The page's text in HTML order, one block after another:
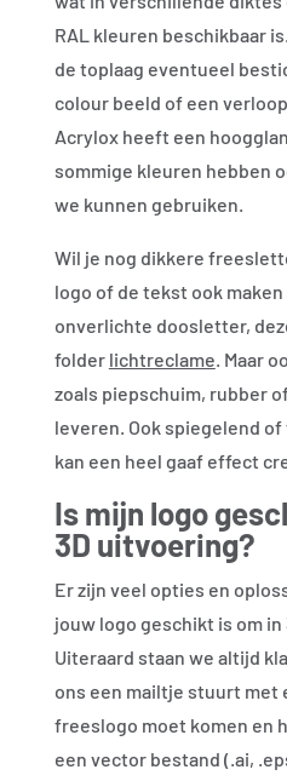
RAL kleuren beschikbaar
de toplaag eventueel
colour beeld of een
Acrylox heeft een
sommige kleuren hebben
we kunnen gebruiken.
Wil je nog dikkere
logo of de tekst ook
onverlichte doosletter,
folder lichtreclame . Maar
zoals piepschuim, rubber
leveren. Ook spiegelend
kan een heel gaaf effect
Is mijn logo
3D uitvoering?
Er zijn veel opties en
jouw logo geschikt is om in
Uiteraard staan we altijd
ons een mailtje stuurt met
freeslogo moet komen en
een vector bestand (.ai,